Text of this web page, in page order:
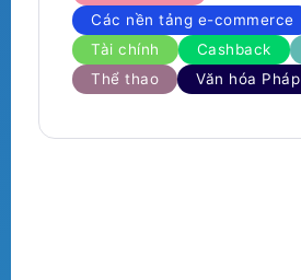
Các nền tảng e-commerce
Tài chính
Cashback
Thể thao
Văn hóa Pháp